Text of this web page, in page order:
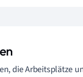
die Arbeitsplätze